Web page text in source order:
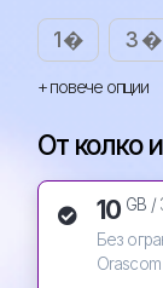
1 � 3 �
+ повече опции
От колко
10 GB /
Без